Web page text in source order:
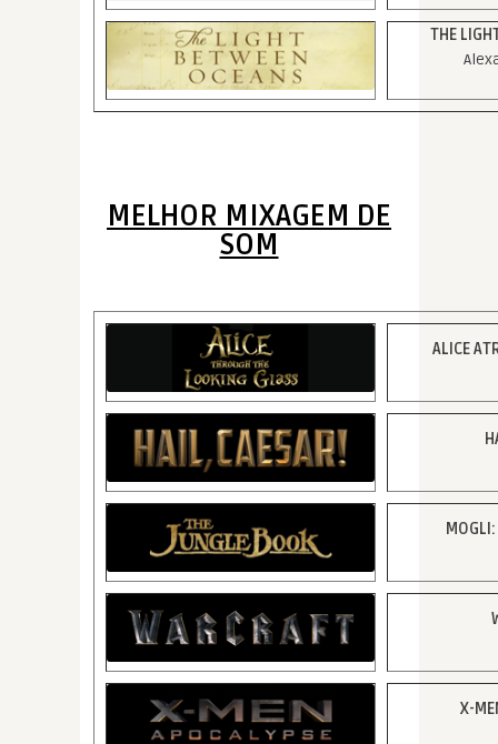
THE
MELHOR MIXAGEM DE
SOM
ALICE
X-